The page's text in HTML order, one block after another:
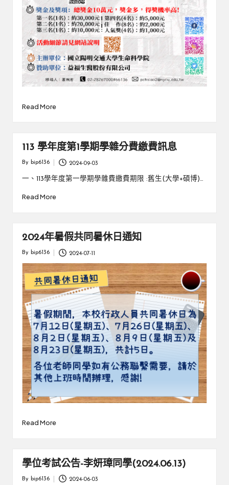
Read More
113 學年度第1學期學雜分費繳費訊息
Posted
By bip6136 2024-09-03
一、113學年度第一學期學雜費繳費期限 :舊生(大學+碩博)…
Read More
2024年暑假共同暑休日通知
Posted
by
By bip6136 2024-07-11
Read More
學位考試公告-李妍璋同學(2024.06.13)
Posted
By bip6136 2024-06-03